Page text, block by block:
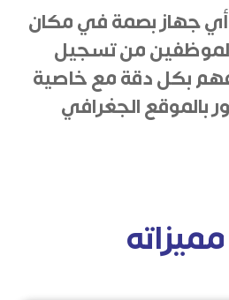
عن أي جهاز بصمة في مكان
من تسجيل
بكل دقة مع خاصية
بالموقع الجغرافي